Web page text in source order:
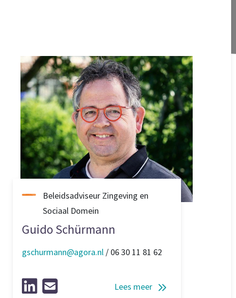
Beleidsadviseur Zingeving en
Sociaal Domein
Guido Schürmann
gschurmann@agora.nl / 06 30 11 81 62
Lees meer